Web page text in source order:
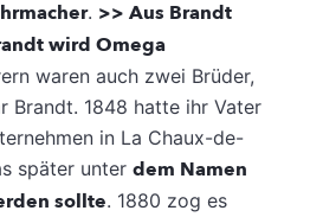
. >> Aus Brandt
wird Omega
waren auch zwei Brüder,
Brandt. 1848 hatte ihr Vater
in La Chaux-de-
später unter dem Namen
sollte. 1880 zog es